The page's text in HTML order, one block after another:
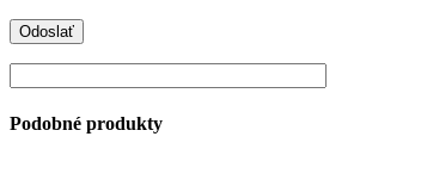
Podobné produkty